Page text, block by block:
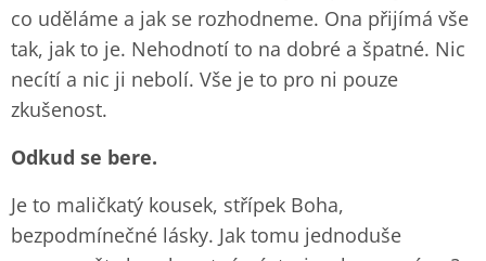
co uděláme a jak se rozhodneme. Ona přijímá vše
tak, jak to je. Nehodnotí to na dobré a špatné. Nic
necítí a nic ji nebolí. Vše je to pro ni pouze
zkušenost.
Odkud se bere.
Je to maličkatý kousek, střípek Boha,
bezpodmínečné lásky. Jak tomu jednoduše